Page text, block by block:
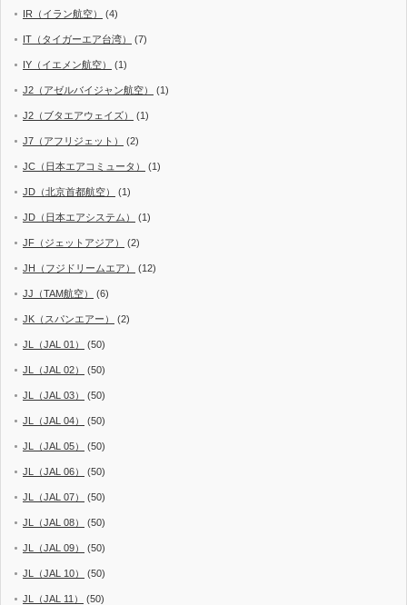
IR（イラン航空） (4)
IT（タイガーエア台湾） (7)
IY（イエメン航空） (1)
J2（アゼルバイジャン航空） (1)
J2（ブタエアウェイズ） (1)
J7（アフリジェット） (2)
JC（日本エアコミュータ） (1)
JD（北京首都航空） (1)
JD（日本エアシステム） (1)
JF（ジェットアジア） (2)
JH（フジドリームエア） (12)
JJ（TAM航空） (6)
JK（スパンエアー） (2)
JL（JAL 01） (50)
JL（JAL 02） (50)
JL（JAL 03） (50)
JL（JAL 04） (50)
JL（JAL 05） (50)
JL（JAL 06） (50)
JL（JAL 07） (50)
JL（JAL 08） (50)
JL（JAL 09） (50)
JL（JAL 10） (50)
JL（JAL 11） (50)